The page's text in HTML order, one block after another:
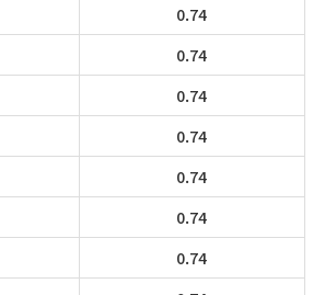
0.74
0.74
0.74
0.74
0.74
0.74
0.74